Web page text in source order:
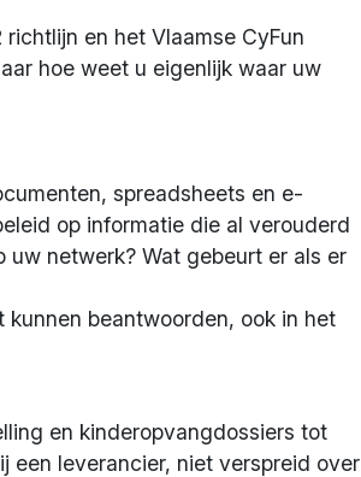
en het Vlaamse CyFun
hoe weet u eigenlijk waar uw
spreadsheets en e-
op informatie die al verouderd
netwerk? Wat gebeurt er als er
beantwoorden, ook in het
en kinderopvangdossiers tot
een leverancier, niet verspreid over